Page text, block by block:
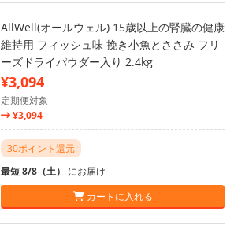
AllWell(オールウェル) 15歳以上の腎臓の健康
維持用 フィッシュ味 挽き小魚とささみ フリ
ーズドライパウダー入り 2.4kg
¥3,094
定期便対象
¥3,094
30ポイント還元
最短 8/8（土） にお届け
カートに入れる